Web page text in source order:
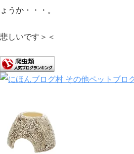
ょうか・・・。
悲しいです＞＜